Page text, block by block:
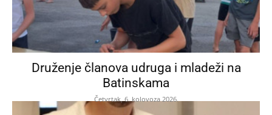
Druženje članova udruga i mladeži na
Batinskama
Četvrtak, 6. kolovoza 2026.